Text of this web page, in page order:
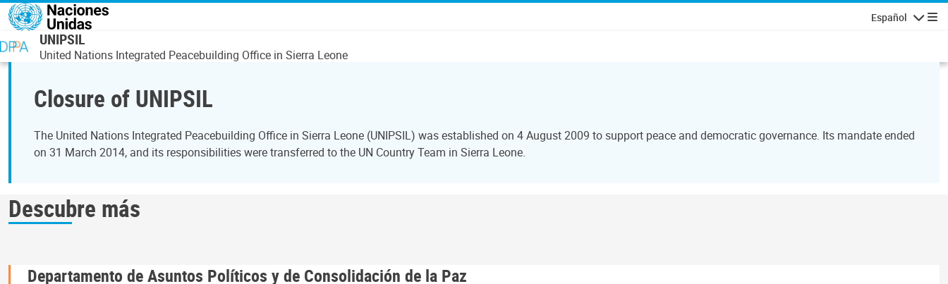
Pasar al contenido principal
Español
UNIPSIL
United Nations Integrated Peacebuilding Office in Sierra Leone
Closure of UNIPSIL
The United Nations Integrated Peacebuilding Office in Sierra Leone (UNIPSIL) was established on 4 August 2009 to support peace and democratic governance. Its mandate ended
on 31 March 2014, and its responsibilities were transferred to the UN Country Team in Sierra Leone.
Descubre más
Departamento de Asuntos Políticos y de Consolidación de la Paz